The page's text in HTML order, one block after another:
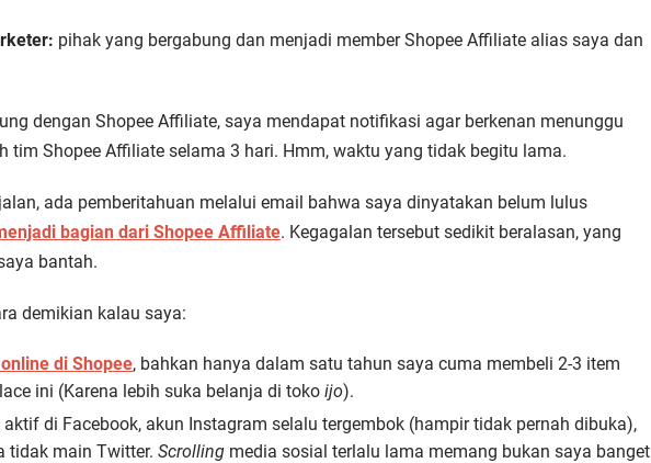
pihak yang bergabung dan menjadi member Shopee Affiliate alias saya dan
dengan Shopee Affiliate, saya mendapat notifikasi agar berkenan menunggu
tim Shopee Affiliate selama 3 hari. Hmm, waktu yang tidak begitu lama.
ada pemberitahuan melalui email bahwa saya dinyatakan belum lulus
bagian dari Shopee Affiliate. Kegagalan tersebut sedikit beralasan, yang
bantah.
demikian kalau saya:
di Shopee, bahkan hanya dalam satu tahun saya cuma membeli 2-3 item
ini (Karena lebih suka belanja di toko ijo).
di Facebook, akun Instagram selalu tergembok (hampir tidak pernah dibuka),
tidak main Twitter. Scrolling media sosial terlalu lama memang bukan saya banget